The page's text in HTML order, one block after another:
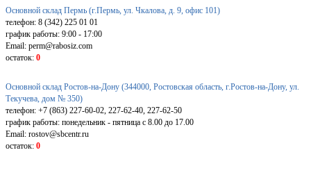
Основной склад Пермь (г.Пермь, ул. Чкалова, д. 9, офис 101)
телефон: 8 (342) 225 01 01
график работы: 9:00 - 17:00
Email: perm@rabosiz.com
остаток: 0
Основной склад Ростов-на-Дону (344000, Ростовская область, г.Ростов-на-Дону, ул.
Текучева, дом № 350)
телефон: +7 (863) 227-60-02, 227-62-40, 227-62-50
график работы: понедельник - пятница с 8.00 до 17.00
Email: rostov@sbcentr.ru
остаток: 0